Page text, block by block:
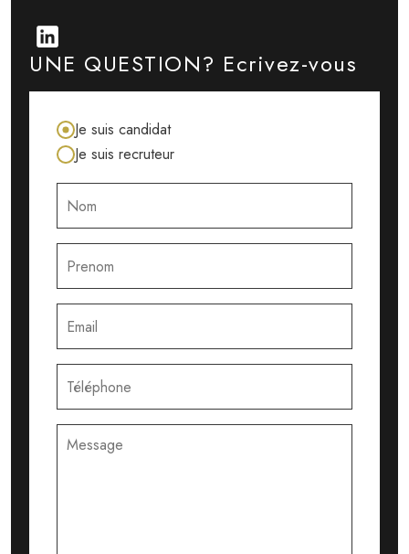
UNE QUESTION? Ecrivez-vous
Je suis candidat
Je suis recruteur